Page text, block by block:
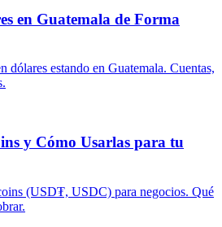
en Guatemala de Forma
dólares estando en Guatemala. Cuentas,
y Cómo Usarlas para tu
(USD₮, USDC) para negocios. Qué